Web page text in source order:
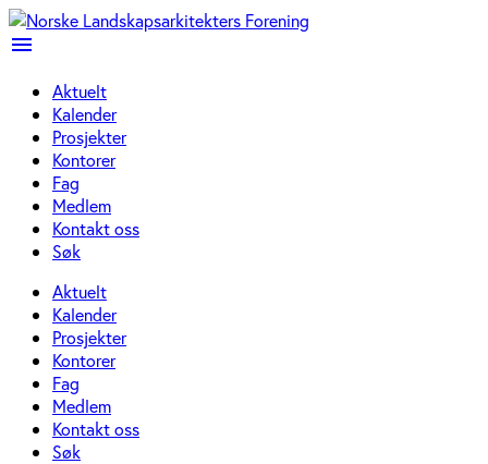
menu
Aktuelt
Kalender
Prosjekter
Kontorer
Fag
Medlem
Kontakt oss
Søk
Aktuelt
Kalender
Prosjekter
Kontorer
Fag
Medlem
Kontakt oss
Søk